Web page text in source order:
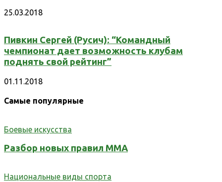
25.03.2018
Пивкин Сергей (Русич): “Командный
чемпионат дает возможность клубам
поднять свой рейтинг”
01.11.2018
Самые популярные
Боевые искусства
Разбор новых правил ММА
Национальные виды спорта